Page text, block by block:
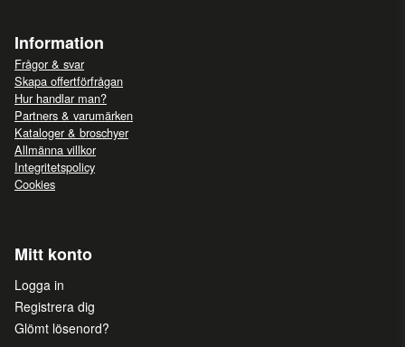
Information
Frågor & svar
Skapa offertförfrågan
Hur handlar man?
Partners & varumärken
Kataloger & broschyer
Allmänna villkor
Integritetspolicy
Cookies
Mitt konto
Logga in
Registrera dig
Glömt lösenord?